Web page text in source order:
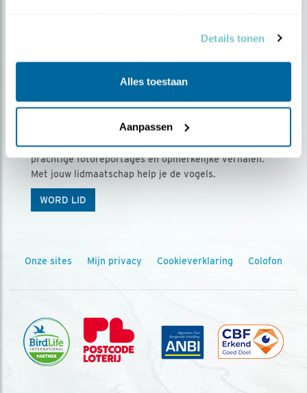
Details tonen
Alles toestaan
Aanpassen
Ontvang 5 x Vogels voor € 36,00 per jaar
Vogels is het tijdschrift voor onze leden, met
prachtige fotoreportages en opmerkelijke verhalen.
Met jouw lidmaatschap help je de vogels.
WORD LID
Onze sites Mijn privacy Cookieverklaring Colofon